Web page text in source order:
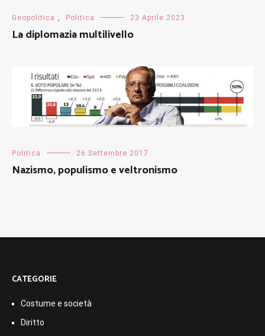
Geopolitica , Politica 23 Aprile 2023
La diplomazia multilivello
Politica 26 Settembre 2017
Nazismo, populismo e veltronismo
CATEGORIE
Costume e società
Diritto